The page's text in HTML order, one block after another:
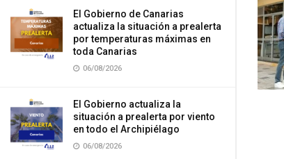
El Gobierno de Canarias
actualiza la situación a prealerta
por temperaturas máximas en
toda Canarias
06/08/2026
El Gobierno actualiza la
situación a prealerta por viento
en todo el Archipiélago
06/08/2026